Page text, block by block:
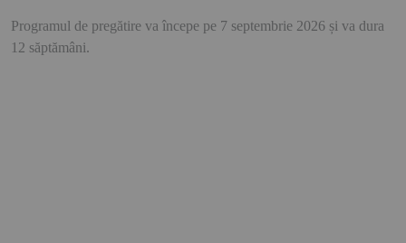
Programul de pregătire va începe pe 7 septembrie 2026 și va dura
12 săptămâni.